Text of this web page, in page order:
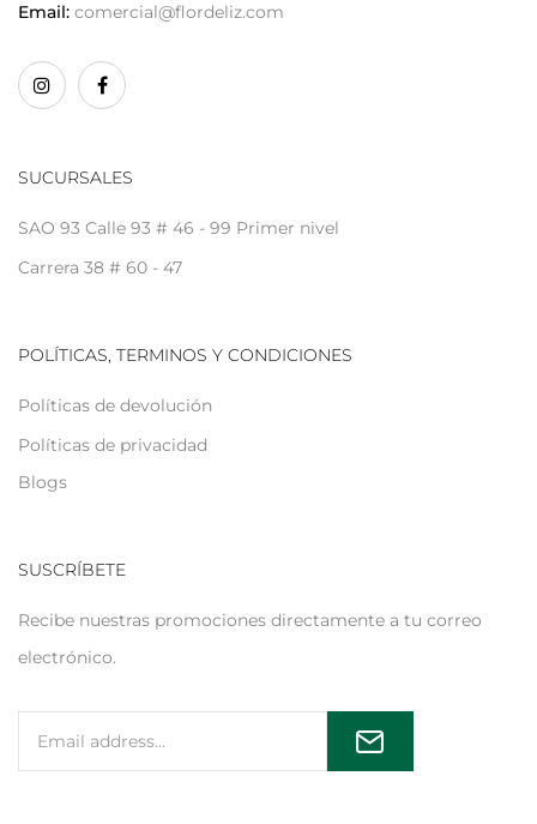
Email: comercial@flordeliz.com
SUCURSALES
SAO 93 Calle 93 # 46 - 99 Primer nivel
Carrera 38 # 60 - 47
POLÍTICAS, TERMINOS Y CONDICIONES
Políticas de devolución
Políticas de privacidad
Blogs
SUSCRÍBETE
Recibe nuestras promociones directamente a tu correo
electrónico.